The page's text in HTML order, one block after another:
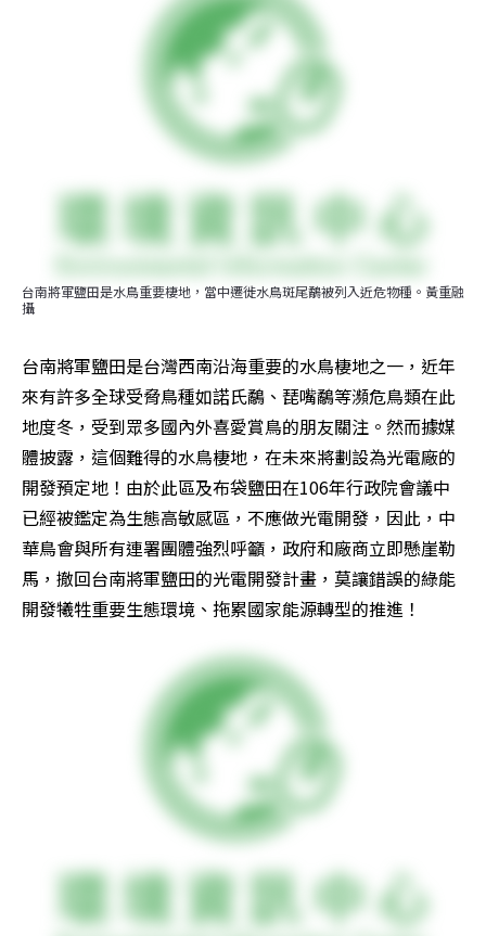
台南將軍鹽田是水鳥重要棲地，當中遷徙水鳥斑尾鷸被列入近危物種。黃重融
攝
台南將軍鹽田是台灣西南沿海重要的水鳥棲地之一，近年
來有許多全球受脅鳥種如諾氏鷸、琵嘴鷸等瀕危鳥類在此
地度冬，受到眾多國內外喜愛賞鳥的朋友關注。然而據媒
體披露，這個難得的水鳥棲地，在未來將劃設為光電廠的
開發預定地！由於此區及布袋鹽田在106年行政院會議中
已經被鑑定為生態高敏感區，不應做光電開發，因此，中
華鳥會與所有連署團體強烈呼籲，政府和廠商立即懸崖勒
馬，撤回台南將軍鹽田的光電開發計畫，莫讓錯誤的綠能
開發犧牲重要生態環境、拖累國家能源轉型的推進！